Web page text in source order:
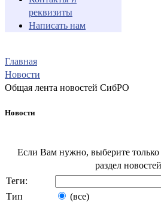
реквизиты
Написать нам
Главная
Новости
Общая лента новостей СибРО
Новости
Если Вам нужно, выберите только
раздел
Теги:
Тип
(все)